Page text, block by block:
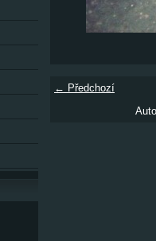
← Předchozí